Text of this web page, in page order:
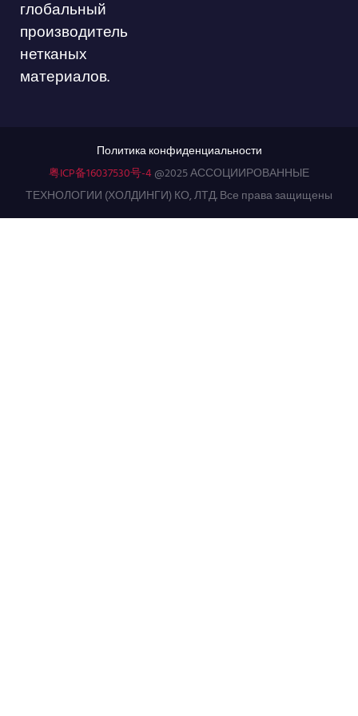
глобальный
производитель
нетканых
материалов.
Политика конфиденциальности
粤ICP备16037530号-4@2025 АССОЦИИРОВАННЫЕ
ТЕХНОЛОГИИ (ХОЛДИНГИ) КО, ЛТД. Все права защищены